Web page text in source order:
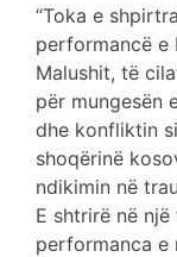
“Toka e
performancë e
Malushit, të
për mungesën
dhe konfliktin
shoqërinë
ndikimin në
E shtrirë në
performanca e